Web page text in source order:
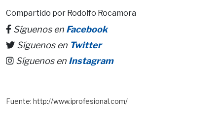
Compartido por Rodolfo Rocamora
Síguenos en Facebook
Síguenos en Twitter
Síguenos en Instagram
Fuente: http://www.iprofesional.com/